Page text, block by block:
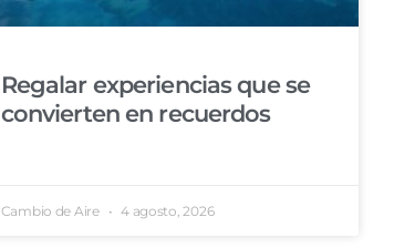
Regalar experiencias que se
convierten en recuerdos
Cambio de Aire 4 agosto, 2026